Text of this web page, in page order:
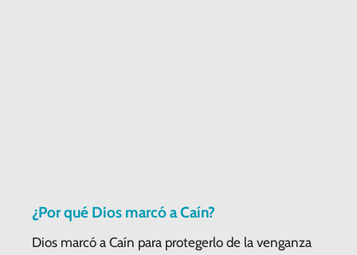
¿Por qué Dios marcó a Caín?
Dios marcó a Caín para protegerlo de la venganza